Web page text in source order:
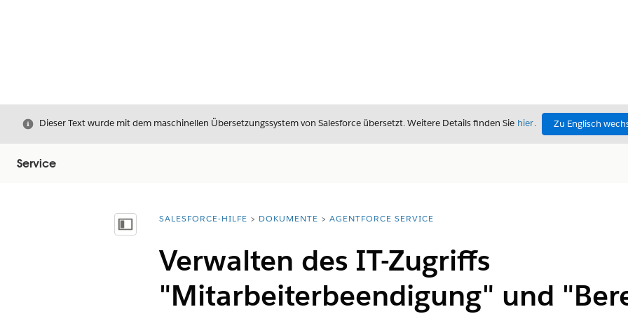
Schließen
Dieser Text wurde mit dem maschinellen Übersetzungssystem von Salesforce übersetzt. Weitere Details finden Sie hier. Zu Englisch
Service
Inhalt anzeigenSie befinden sich hier:
SALESFORCE-HILFE DOKUMENTE AGENTFORCE SERVICE
Verwalten des IT-Zugriffs
"Mitarbeiterbeendigung" und